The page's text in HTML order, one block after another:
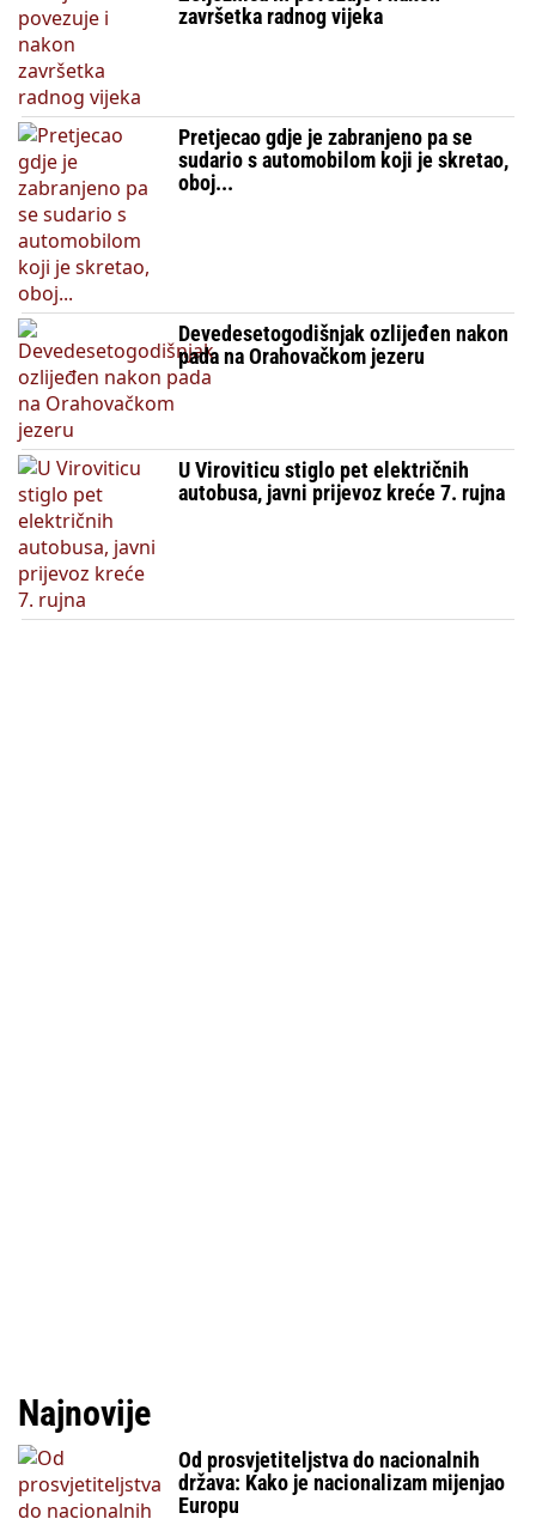
završetka radnog vijeka
Pretjecao gdje je zabranjeno pa se
sudario s automobilom koji je skretao,
oboj...
Devedesetogodišnjak ozlijeđen nakon
pada na Orahovačkom jezeru
U Viroviticu stiglo pet električnih
autobusa, javni prijevoz kreće 7. rujna
Najnovije
Od prosvjetiteljstva do nacionalnih
država: Kako je nacionalizam mijenjao
Europu